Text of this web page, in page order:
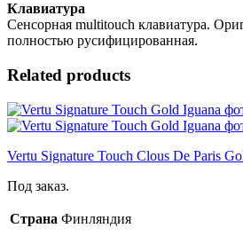
Клавиатура
Сенсорная multitouch клавиатура.
полностью русифицированная.
Related products
Vertu Signature Touch Clous De Paris
Под заказ.
Страна Финляндия